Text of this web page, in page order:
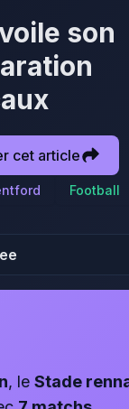
son
cet article
Football
, le Stade